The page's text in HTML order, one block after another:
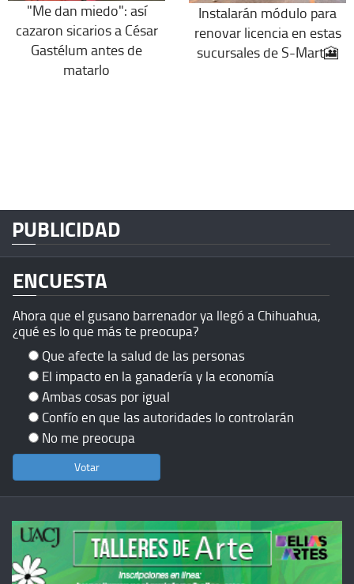
"Me dan miedo": así
cazaron sicarios a César
Gastélum antes de
matarlo
Instalarán módulo para
renovar licencia en estas
sucursales de S-Mart🎦
PUBLICIDAD
ENCUESTA
Ahora que el gusano barrenador ya llegó a Chihuahua,
¿qué es lo que más te preocupa?
Que afecte la salud de las personas
El impacto en la ganadería y la economía
Ambas cosas por igual
Confío en que las autoridades lo controlarán
No me preocupa